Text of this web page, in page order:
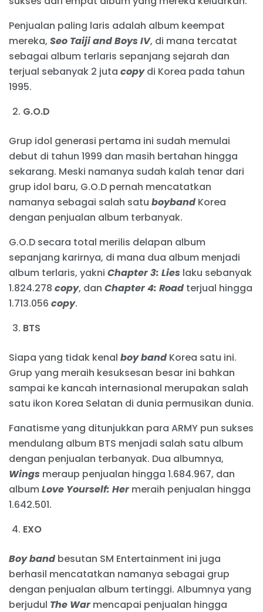
Penjualan paling laris adalah album keempat
mereka, Seo Taiji and Boys IV, di mana tercatat
sebagai album terlaris sepanjang sejarah dan
terjual sebanyak 2 juta copydi Korea pada tahun
1995.
G.O.D
Grup idol generasi pertama ini sudah memulai
debut di tahun 1999 dan masih bertahan hingga
sekarang. Meski namanya sudah kalah tenar dari
grup idol baru, G.O.D pernah mencatatkan
namanya sebagai salah satu boyband Korea
dengan penjualan album terbanyak.
G.O.D secara total merilis delapan album
sepanjang karirnya, di mana dua album menjadi
album terlaris, yakni Chapter 3: Lies laku sebanyak
1.824.278 copy, dan Chapter 4: Road terjual hingga
1.713.056 copy.
BTS
Siapa yang tidak kenal boy band Korea satu ini.
Grup yang meraih kesuksesan besar ini bahkan
sampai ke kancah internasional merupakan salah
satu ikon Korea Selatan di dunia permusikan dunia.
Fanatisme yang ditunjukkan para ARMY pun sukses
mendulang album BTS menjadi salah satu album
dengan penjualan terbanyak. Dua albumnya,
Wings meraup penjualan hingga 1.684.967, dan
albumLove Yourself: Hermeraih penjualan hingga
1.642.501.
EXO
Boy band besutan SM Entertainment ini juga
berhasil mencatatkan namanya sebagai grup
dengan penjualan album tertinggi. Albumnya yang
berjudul The Warmencapai penjualan hingga